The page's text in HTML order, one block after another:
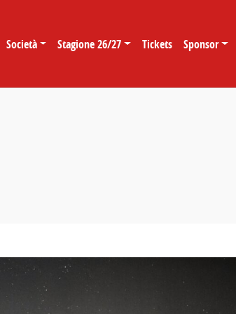
Società Stagione 26/27 Tickets Sponsor